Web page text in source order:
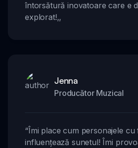
întorsătură inovatoare care e
explorat!,,
Jenna
Producător Muzical
“Îmi place cum personajele cu
influențează sunetul! Îmi